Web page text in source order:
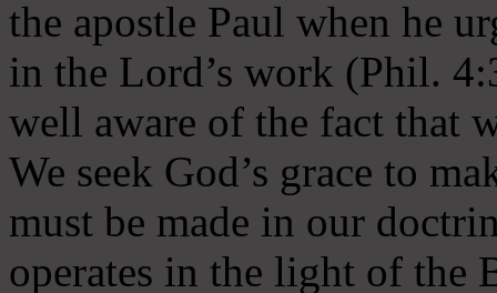
the apostle Paul when he
in the Lord’s work (Phil.
well aware of the fact that
We seek God’s grace to
must be made in our
operates in the light of the